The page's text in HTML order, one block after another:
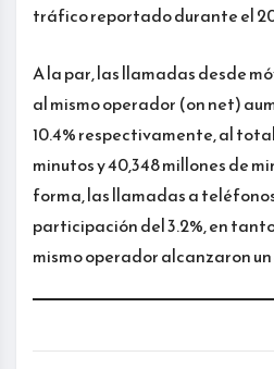
tráfico reportado durante el
A la par, las llamadas desde
al mismo operador (on net)
10.4% respectivamente, al
minutos y 40,348 millones de
forma, las llamadas a
participación del 3.2%, en
mismo operador alcanzaron